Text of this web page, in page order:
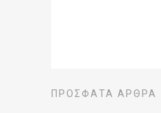
ΠΡΌΣΦΑΤΑ ΆΡΘΡΑ